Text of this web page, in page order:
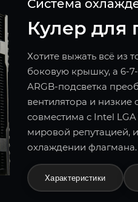
Система
Кулер для
Хотите выжать всё из
боковую крышку, а 6-
ARGB-подсветка
вентилятора и низкие
совместима с Intel LGA
мировой репутацией,
охлаждении флагмана.
Характеристики